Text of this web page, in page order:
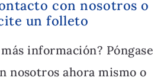
con nosotros o
un folleto
información? Póngase
nosotros ahora mismo o